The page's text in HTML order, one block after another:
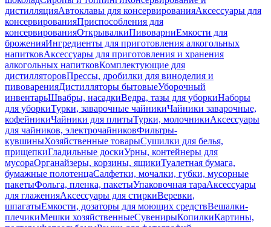
дистилляцияАвтоклавы для консервированияАксессуары для
консервированияПриспособления для
консервированияОткрывалкиПивоварниЕмкости для
броженияИнгредиенты для приготовления алкогольных
напитковАксессуары для приготовления и хранения
алкогольных напитковКомплектующие для
дистилляторовПрессы, дробилки для виноделия и
пивоваренияДистилляторы бытовыеУборочный
инвентарьШвабры, насадкиВедра, тазы для уборкиНаборы
для уборкиТурки, заварочные чайникиЧайники заварочные,
кофейникиЧайники для плитыТурки, молочникиАксессуары
для чайников, электрочайниковФильтры-
кувшиныХозяйственные товарыСушилки для белья,
прищепкиГладильные доскиУрны, контейнеры для
мусораОрганайзеры, корзины, ящикиТуалетная бумага,
бумажные полотенцаСалфетки, мочалки, губки, мусорные
пакетыФольга, пленка, пакетыУпаковочная тараАксессуары
для глаженияАксессуары для стиркиВеревки,
шпагатыЕмкости, дозаторы для моющих средствВешалки-
плечикиМешки хозяйственныеСувенирыКопилкиКартины,